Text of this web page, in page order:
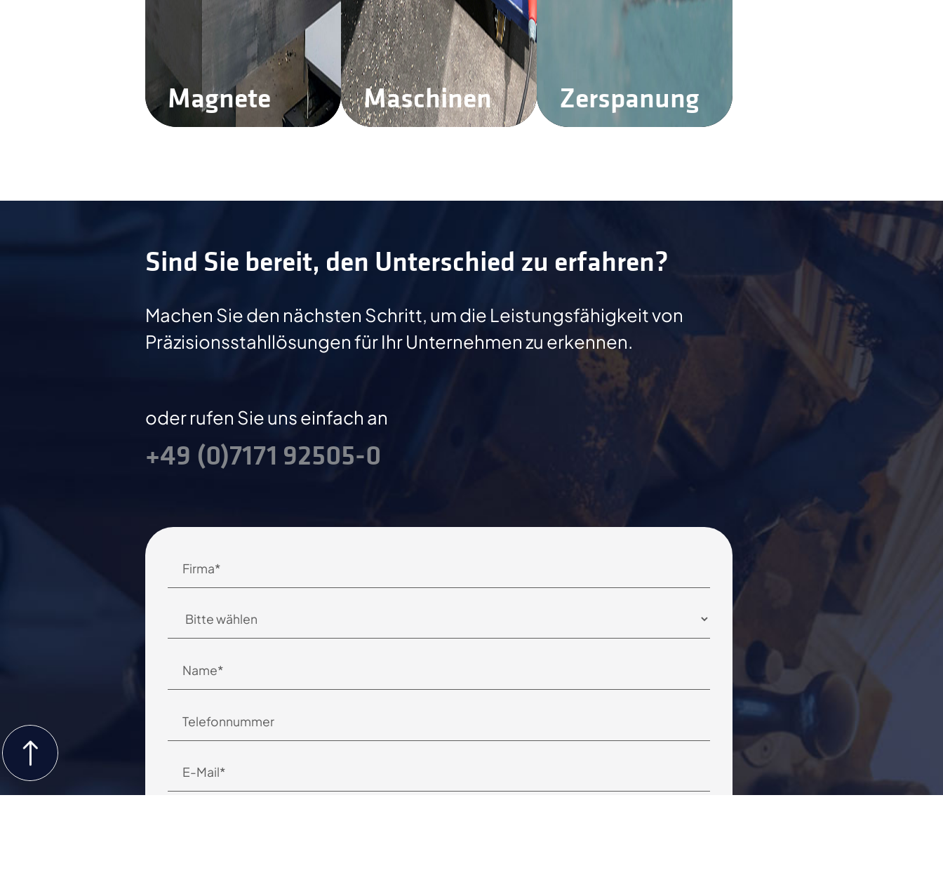
Magnete Maschinen Zerspanung
Sind Sie bereit, den Unterschied zu erfahren?
Machen Sie den nächsten Schritt, um die Leistungsfähigkeit von
Präzisionsstahllösungen für Ihr Unternehmen zu erkennen.
oder rufen Sie uns einfach an
+49 (0)7171 92505-0